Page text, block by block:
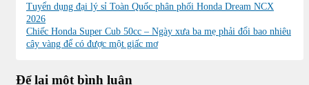
Tuyển dụng đại lý sỉ Toàn Quốc phân phối Honda Dream NCX
2026
Chiếc Honda Super Cub 50cc – Ngày xưa ba mẹ phải đổi bao nhiêu
cây vàng để có được một giấc mơ
Để lại một bình luận